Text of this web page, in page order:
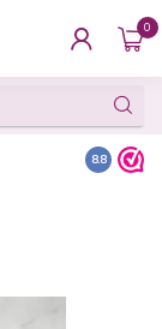
0
Besteld
8.8